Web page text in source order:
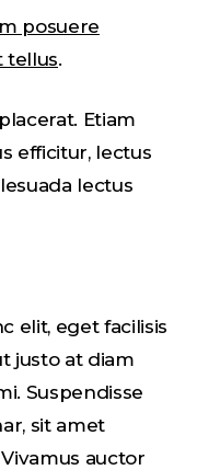
posuere
tellus.
Etiam
efficitur, lectus
lectus
elit, eget facilisis
justo at diam
Suspendisse
sit amet
auctor